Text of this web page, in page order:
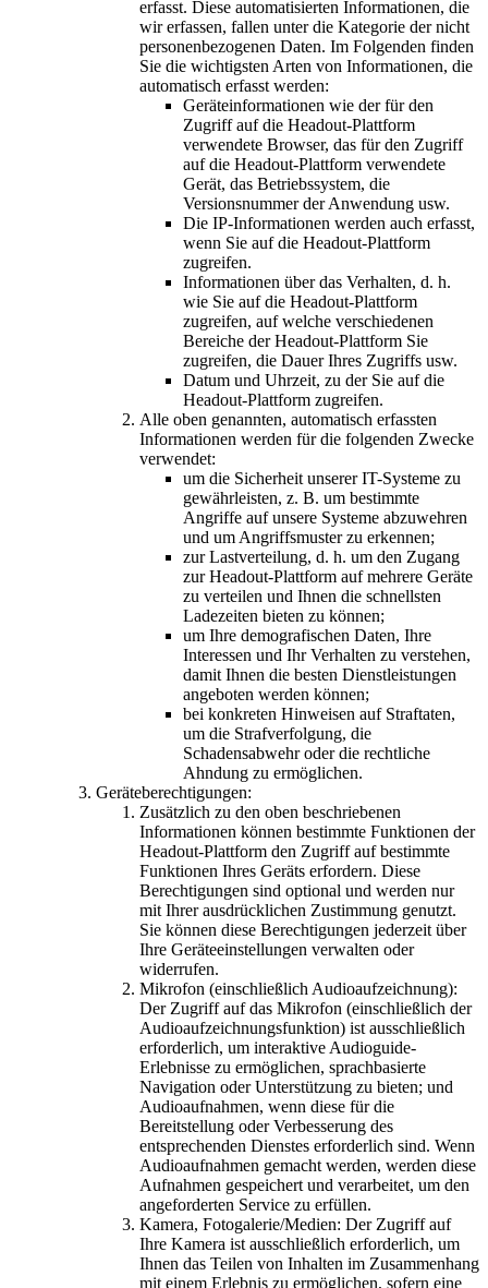
erfasst. Diese automatisierten Informationen, die
wir erfassen, fallen unter die Kategorie der nicht
personenbezogenen Daten. Im Folgenden finden
Sie die wichtigsten Arten von Informationen, die
automatisch erfasst werden:
Geräteinformationen wie der für den
Zugriff auf die Headout-Plattform
verwendete Browser, das für den Zugriff
auf die Headout-Plattform verwendete
Gerät, das Betriebssystem, die
Versionsnummer der Anwendung usw.
Die IP-Informationen werden auch erfasst,
wenn Sie auf die Headout-Plattform
zugreifen.
Informationen über das Verhalten, d. h.
wie Sie auf die Headout-Plattform
zugreifen, auf welche verschiedenen
Bereiche der Headout-Plattform Sie
zugreifen, die Dauer Ihres Zugriffs usw.
Datum und Uhrzeit, zu der Sie auf die
Headout-Plattform zugreifen.
Alle oben genannten, automatisch erfassten
Informationen werden für die folgenden Zwecke
verwendet:
um die Sicherheit unserer IT-Systeme zu
gewährleisten, z. B. um bestimmte
Angriffe auf unsere Systeme abzuwehren
und um Angriffsmuster zu erkennen;
zur Lastverteilung, d. h. um den Zugang
zur Headout-Plattform auf mehrere Geräte
zu verteilen und Ihnen die schnellsten
Ladezeiten bieten zu können;
um Ihre demografischen Daten, Ihre
Interessen und Ihr Verhalten zu verstehen,
damit Ihnen die besten Dienstleistungen
angeboten werden können;
bei konkreten Hinweisen auf Straftaten,
um die Strafverfolgung, die
Schadensabwehr oder die rechtliche
Ahndung zu ermöglichen.
Geräteberechtigungen:
Zusätzlich zu den oben beschriebenen
Informationen können bestimmte Funktionen der
Headout-Plattform den Zugriff auf bestimmte
Funktionen Ihres Geräts erfordern. Diese
Berechtigungen sind optional und werden nur
mit Ihrer ausdrücklichen Zustimmung genutzt.
Sie können diese Berechtigungen jederzeit über
Ihre Geräteeinstellungen verwalten oder
widerrufen.
Mikrofon (einschließlich Audioaufzeichnung):
Der Zugriff auf das Mikrofon (einschließlich der
Audioaufzeichnungsfunktion) ist ausschließlich
erforderlich, um interaktive Audioguide-
Erlebnisse zu ermöglichen, sprachbasierte
Navigation oder Unterstützung zu bieten; und
Audioaufnahmen, wenn diese für die
Bereitstellung oder Verbesserung des
entsprechenden Dienstes erforderlich sind. Wenn
Audioaufnahmen gemacht werden, werden diese
Aufnahmen gespeichert und verarbeitet, um den
angeforderten Service zu erfüllen.
Kamera, Fotogalerie/Medien: Der Zugriff auf
Ihre Kamera ist ausschließlich erforderlich, um
Ihnen das Teilen von Inhalten im Zusammenhang
mit einem Erlebnis zu ermöglichen, sofern eine